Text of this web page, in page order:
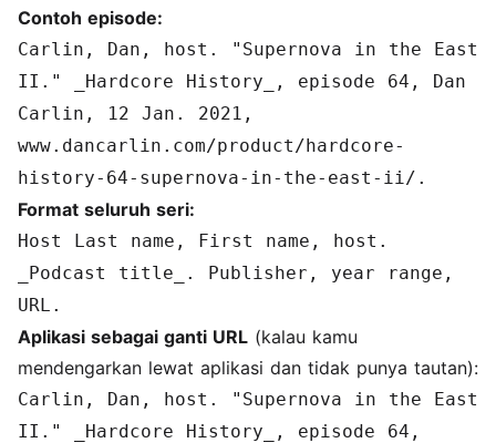
Contoh episode:
Carlin, Dan, host. "Supernova in the East
II." _Hardcore History_, episode 64, Dan
Carlin, 12 Jan. 2021,
www.dancarlin.com/product/hardcore-
history-64-supernova-in-the-east-ii/.
Format seluruh seri:
Host Last name, First name, host.
_Podcast title_. Publisher, year range,
URL.
Aplikasi sebagai ganti URL (kalau kamu
mendengarkan lewat aplikasi dan tidak punya tautan):
Carlin, Dan, host. "Supernova in the East
II." _Hardcore History_, episode 64,